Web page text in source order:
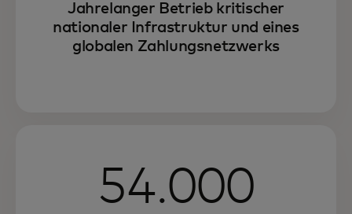
Jahrelanger Betrieb kritischer
nationaler Infrastruktur und eines
globalen Zahlungsnetzwerks
54.000